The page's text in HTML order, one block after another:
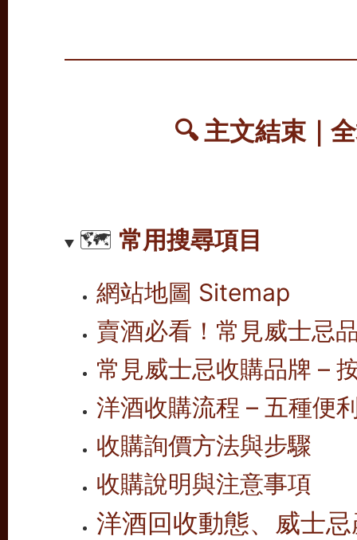
🔍 主文結束｜
🗺️ 常用搜尋項目
網站地圖 Sitemap
賣酒必看！常見威士忌
常見威士忌收購品牌 –
洋酒收購流程 – 五種便
收購詢價方法與步驟
收購說明與注意事項
洋酒回收動態、威士